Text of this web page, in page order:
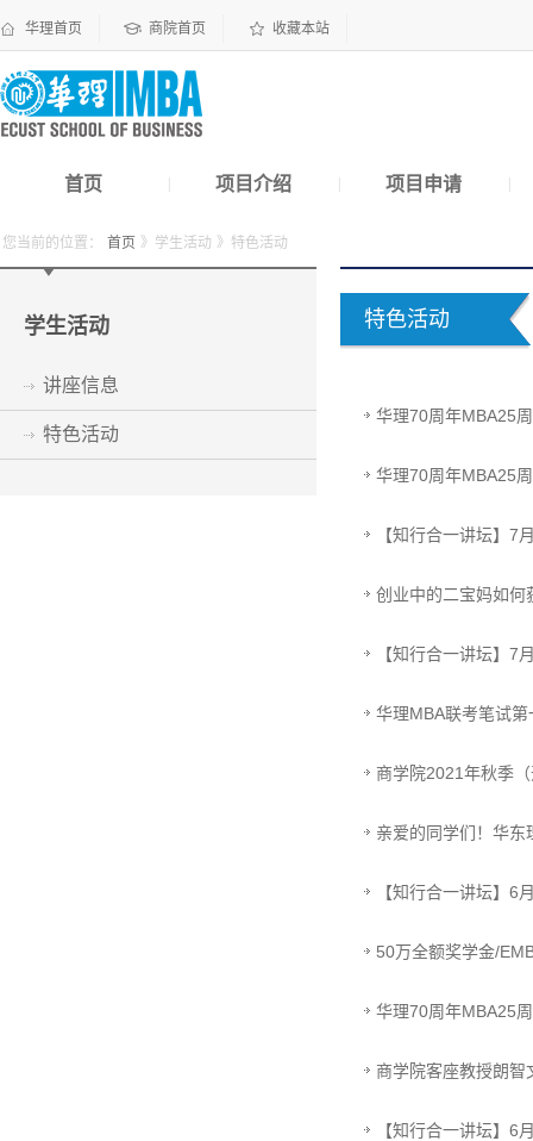
华理首页 商院首页 收藏本站
首页 项目介绍 项目申请
您当前的位置： 首页 》学生活动 》特色活动
学生活动
讲座信息
特色活动
特色活动
华理70周年MBA25
华理70周年MBA25
【知行合一讲坛】
创业中的二宝妈如何
【知行合一讲坛】7
华理MBA联考笔试
商学院2021年秋季
亲爱的同学们！华东
【知行合一讲坛】6
50万全额奖学金/
华理70周年MBA25
商学院客座教授朗
【知行合一讲坛】